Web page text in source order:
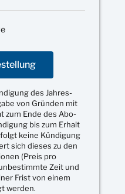
des Jahres-
von Gründen mit
zum Ende des Abo-
bis zum Erhalt
keine Kündigung
sich dieses zu den
(Preis pro
Zeit und
Frist von einem
werden.